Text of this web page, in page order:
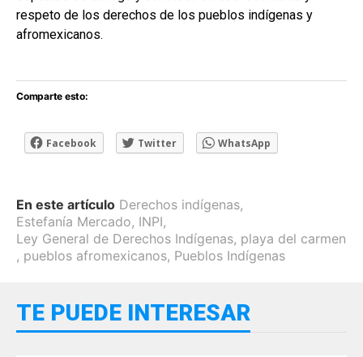
respeto de los derechos de los pueblos indígenas y
afromexicanos.
Comparte esto:
Facebook Twitter WhatsApp
En este artículo Derechos indígenas,
Estefanía Mercado, INPI,
Ley General de Derechos Indígenas, playa del carmen
, pueblos afromexicanos, Pueblos Indígenas
TE PUEDE INTERESAR